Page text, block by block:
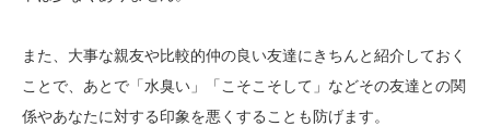
また、大事な親友や比較的仲の良い友達にきちんと紹介しておく
ことで、あとで「水臭い」「こそこそして」などその友達との関
係やあなたに対する印象を悪くすることも防げます。